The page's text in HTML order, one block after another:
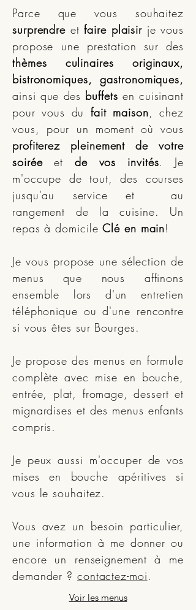
Parce que vous souhaitez
surprendre etfaire plaisir je vous
propose une prestation sur des
thèmes culinaires originaux,
bistronomiques, gastronomiques,
ainsi que des buffets en cuisinant
pour vous dufait maison, chez
vous, pour un moment où vous
profiterez pleinement de votre
soiréeet de vos invités. Je
m'occupe de tout, des courses
jusqu'au service et au
rangement de la cuisine. Un
repas à domicileClé en main!
Je vous propose une sélection de
menus que nous affinons
ensemble lors d'un entretien
téléphonique ou d'une rencontre
si vous êtes sur Bourges.
Je propose des menus en formule
complète avec mise en bouche,
entrée, plat, fromage, dessert et
mignardises et des menus enfants
compris.
Je peux aussi m'occuper de vos
mises en bouche apéritives si
vous le souhaitez.
Vous avez un besoin particulier,
une information à me donner ou
encore un renseignement à me
demander ? contactez-moi.
Voir les menus